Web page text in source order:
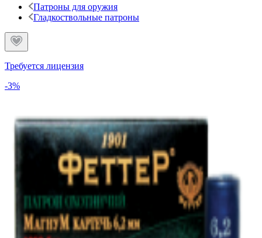
Патроны для оружия
Гладкоствольные патроны
Требуется лицензия
-3%